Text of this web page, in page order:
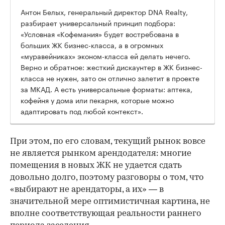
Антон Белых, генеральный директор DNA Realty,
разбирает универсальный принцип подбора:
«Условная «Кофемания» будет востребована в
больших ЖК бизнес-класса, а в огромных
«муравейниках» эконом-класса ей делать нечего.
Верно и обратное: жесткий дискаунтер в ЖК бизнес-
класса не нужен, зато он отлично залетит в проекте
за МКАД. А есть универсальные форматы: аптека,
кофейня у дома или пекарня, которые можно
адаптировать под любой контекст».
При этом, по его словам, текущий рынок вовсе
не является рынком арендодателя: многие
помещения в новых ЖК не удается сдать
довольно долго, поэтому разговоры о том, что
«выбирают не арендаторы, а их» — в
значительной мере оптимистичная картина, не
вполне соответствующая реальности раннего